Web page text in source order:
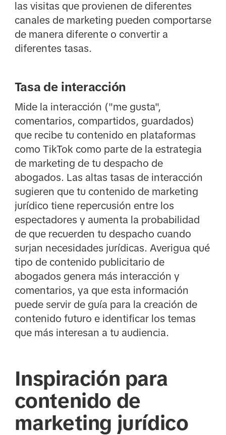
las visitas que provienen de diferentes
canales de marketing pueden comportarse
de manera diferente o convertir a
diferentes tasas.
Tasa de interacción
Mide la interacción ("me gusta",
comentarios, compartidos, guardados)
que recibe tu contenido en plataformas
como TikTok como parte de la estrategia
de marketing de tu despacho de
abogados. Las altas tasas de interacción
sugieren que tu contenido de marketing
jurídico tiene repercusión entre los
espectadores y aumenta la probabilidad
de que recuerden tu despacho cuando
surjan necesidades jurídicas. Averigua qué
tipo de contenido publicitario de
abogados genera más interacción y
comentarios, ya que esta información
puede servir de guía para la creación de
contenido futuro e identificar los temas
que más interesan a tu audiencia.
Inspiración para
contenido de
marketing jurídico